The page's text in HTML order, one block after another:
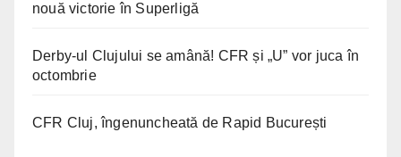
nouă victorie în Superligă
Derby-ul Clujului se amână! CFR și „U” vor juca în
octombrie
CFR Cluj, îngenuncheată de Rapid București